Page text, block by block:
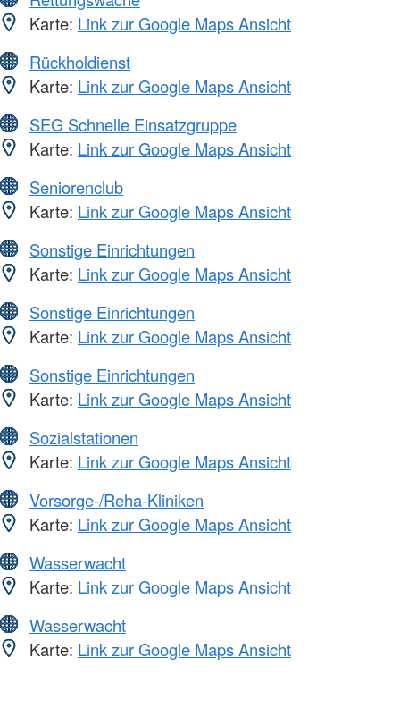
Karte: Link zur Google Maps Ansicht
Rückholdienst
Karte: Link zur Google Maps Ansicht
SEG Schnelle Einsatzgruppe
Karte: Link zur Google Maps Ansicht
Seniorenclub
Karte: Link zur Google Maps Ansicht
Sonstige Einrichtungen
Karte: Link zur Google Maps Ansicht
Sonstige Einrichtungen
Karte: Link zur Google Maps Ansicht
Sonstige Einrichtungen
Karte: Link zur Google Maps Ansicht
Sozialstationen
Karte: Link zur Google Maps Ansicht
Vorsorge-/Reha-Kliniken
Karte: Link zur Google Maps Ansicht
Wasserwacht
Karte: Link zur Google Maps Ansicht
Wasserwacht
Karte: Link zur Google Maps Ansicht